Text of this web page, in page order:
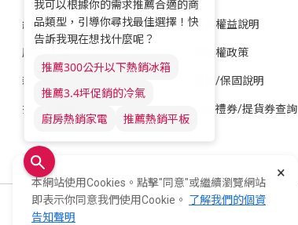
經營理念
歷史沿革
新聞稿
投資人專區
會員權益說明
隱私權政策
維修/保固說明
商品禮券/提貨券查詢
全國電子股份有限公司 統一編號：22006252
×
本網站使用Cookies。點擊"同意"或繼續瀏覽網站
即表示你同意我們使用Cookie。 了解我們的個資
告知聲明